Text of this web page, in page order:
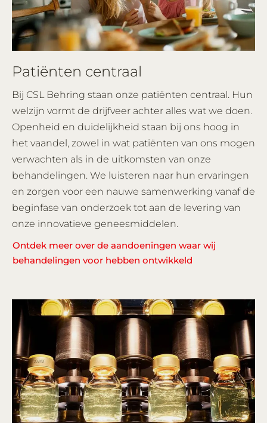
Patiënten centraal
Bij CSL Behring staan onze patiënten centraal. Hun
welzijn vormt de drijfveer achter alles wat we doen.
Openheid en duidelijkheid staan bij ons hoog in
het vaandel, zowel in wat patiënten van ons mogen
verwachten als in de uitkomsten van onze
behandelingen. We luisteren naar hun ervaringen
en zorgen voor een nauwe samenwerking vanaf de
beginfase van onderzoek tot aan de levering van
onze innovatieve geneesmiddelen.
Ontdek meer over de aandoeningen waar wij
behandelingen voor hebben ontwikkeld